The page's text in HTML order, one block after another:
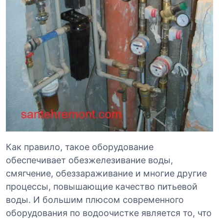
Как правило, такое оборудование
обеспечивает обезжелезивание воды,
смягчение, обеззараживание и многие другие
процессы, повышающие качество питьевой
воды. И большим плюсом современного
оборудования по водоочистке является то, что